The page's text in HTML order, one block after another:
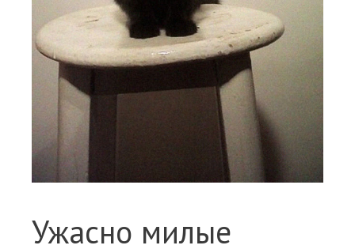
Ужасно милые